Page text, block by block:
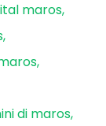
maros
di maros